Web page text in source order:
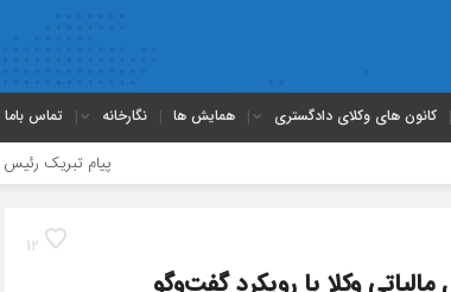
کانون های وکلای دادگستری همایش ها نگارخانه تماس باما
پیام تبریک رئیس کانون
12